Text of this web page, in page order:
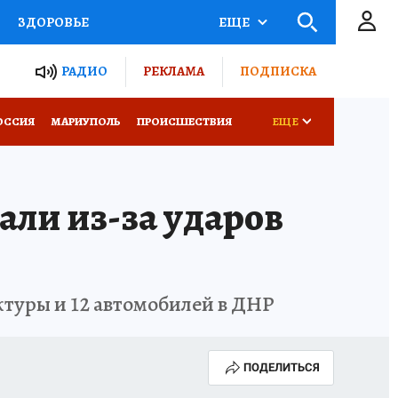
ЗДОРОВЬЕ
РОССИИ
ЕЩЕ
РАДИО РЕКЛАМА ПОДПИСКА
МАРИУПОЛЬ ПРОИСШЕСТВИЯ ЕЩЕ
из-за ударов
и 12 автомобилей в ДНР
ПОДЕЛИТЬСЯ